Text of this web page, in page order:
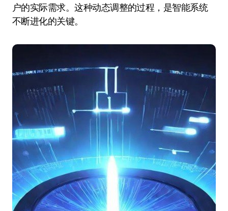
户的实际需求。这种动态调整的过程，是智能系统
不断进化的关键。